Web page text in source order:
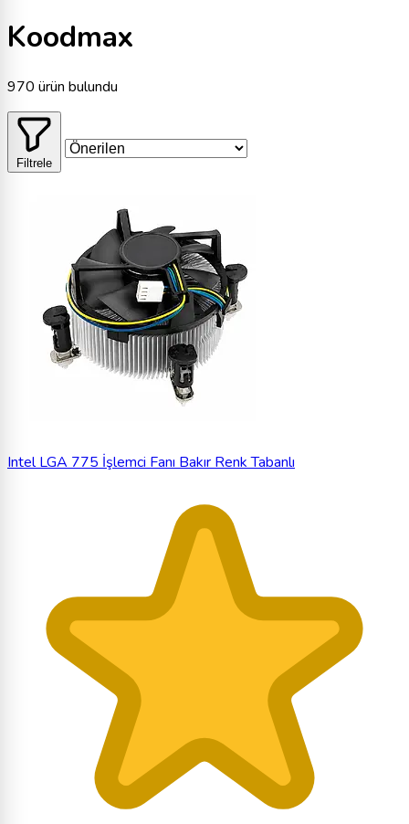
Koodmax
970 ürün bulundu
Filtrele
Intel LGA 775 İşlemci Fanı Bakır Renk Tabanlı